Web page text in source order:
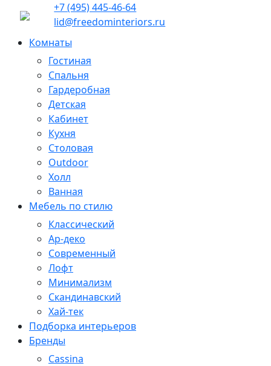
+7 (495) 445-46-64
lid@freedominteriors.ru
Комнаты
Гостиная
Спальня
Гардеробная
Детская
Кабинет
Кухня
Столовая
Outdoor
Холл
Ванная
Мебель по стилю
Классический
Ар-деко
Современный
Лофт
Минимализм
Скандинавский
Хай-тек
Подборка интерьеров
Бренды
Cassina